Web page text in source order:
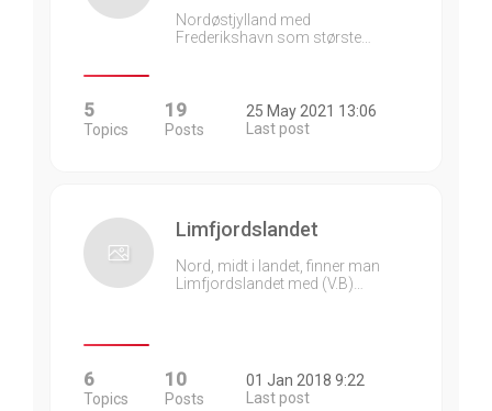
Nordøstjylland med
Frederikshavn som største…
5
Topics
19
Posts
25 May 2021 13:06
Last post
Limfjordslandet
Nord, midt i landet, finner man
Limfjordslandet med (V.B)…
6
Topics
10
Posts
01 Jan 2018 9:22
Last post